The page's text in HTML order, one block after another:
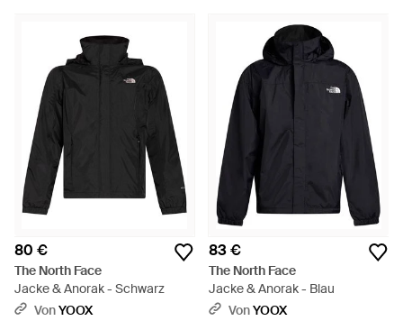
80 €
The North Face
Jacke & Anorak - Schwarz
VonYOOX
83 €
The North Face
Jacke & Anorak - Blau
VonYOOX